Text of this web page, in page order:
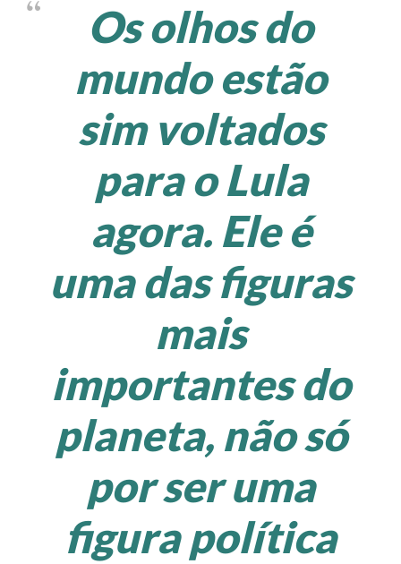
Os olhos do
mundo estão
sim voltados
para o Lula
agora. Ele é
uma das figuras
mais
importantes do
planeta, não só
por ser uma
figura política